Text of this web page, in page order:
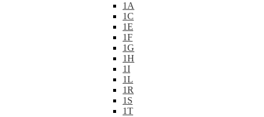
1A
1C
1E
1F
1G
1H
1I
1L
1R
1S
1T